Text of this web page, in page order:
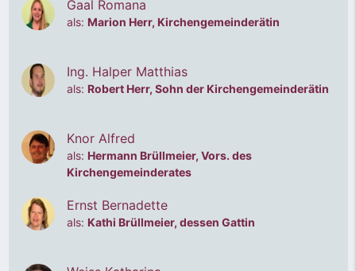
2012 - Hochwürden auf der Flucht
Gaal Romana
als: Marion Herr, Kirchengemeinderätin
Ing. Halper Matthias
als: Robert Herr, Sohn der Kirchengemeinderätin
Knor Alfred
als: Hermann Brüllmeier, Vors. des
Kirchengemeinderates
Ernst Bernadette
als: Kathi Brüllmeier, dessen Gattin